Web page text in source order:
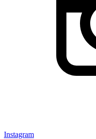
Instagram